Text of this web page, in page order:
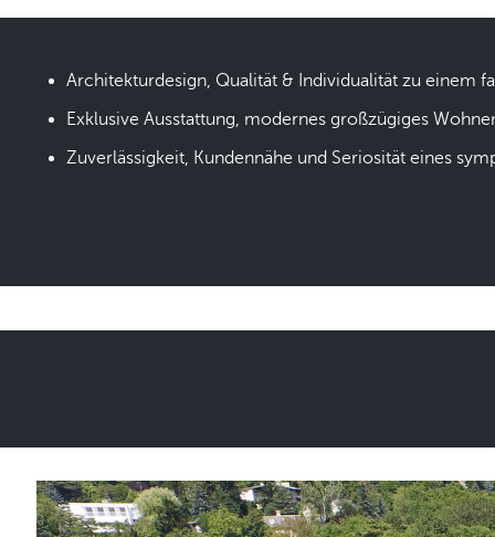
Architekturdesign, Qualität & Individualität zu einem
Exklusive Ausstattung, modernes großzügiges
Zuverlässigkeit, Kundennähe und Seriosität eines